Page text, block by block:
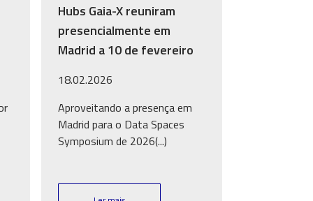
Hubs Gaia-X reuniram
presencialmente em
Madrid a 10 de fevereiro
18.02.2026
Aproveitando a presença em
Madrid para o Data Spaces
Symposium de 2026(...)